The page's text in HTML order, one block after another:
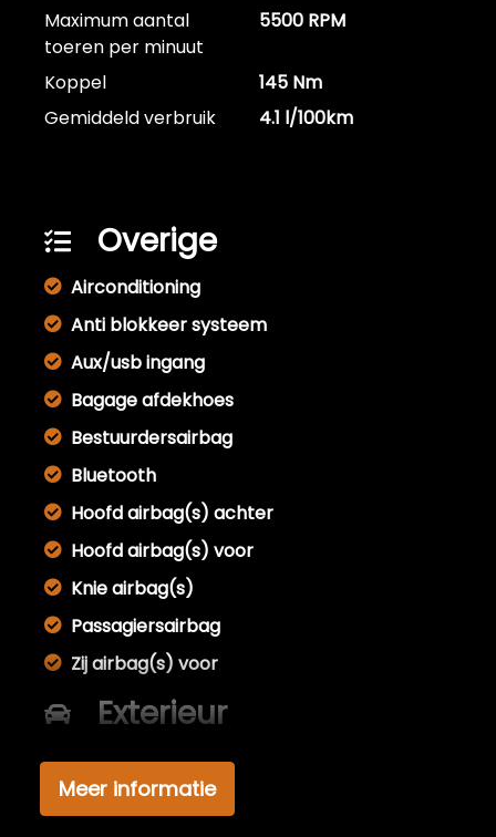
Maximum aantal
toeren per minuut
5500 RPM
Koppel
145 Nm
Gemiddeld verbruik
4.1 l/100km
Overige
Airconditioning
Anti blokkeer systeem
Aux/usb ingang
Bagage afdekhoes
Bestuurdersairbag
Bluetooth
Hoofd airbag(s) achter
Hoofd airbag(s) voor
Knie airbag(s)
Passagiersairbag
Zij airbag(s) voor
Exterieur
Achterruitwisser
Buitenspiegels elektrisch verstel- en
verwarmbaar
Meer informatie